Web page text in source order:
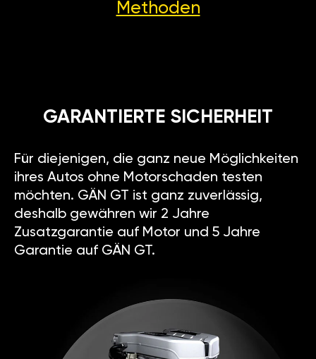
Methoden
GARANTIERTE SICHERHEIT
Für diejenigen, die ganz neue Möglichkeiten
ihres Autos ohne Motorschaden testen
möchten. GÄN GT ist ganz zuverlässig,
deshalb gewähren wir 2 Jahre
Zusatzgarantie auf Motor und 5 Jahre
Garantie auf GÄN GT.